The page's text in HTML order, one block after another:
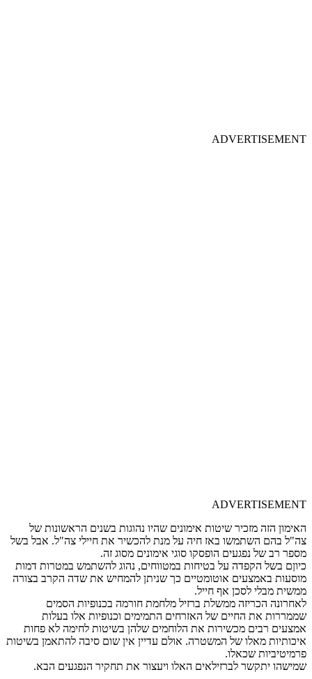
ADVERTISEMENT
ADVERTISEMENT
האימון הזה מזכיר שיטות אימונים שהיו נהוגות בשנים הראשונות של
צה"ל בהם השתמשו באז חיה על מנת להכשיר את חיילי צה"ל. אבל בשל
מספר רב של נפגעים הופסקו סוגי אימונים מסוג זה.
כיוןם בשל הקפדה על בטיחות במטווחים, נהוג להשתמש במטרות דמות
מוסעות באמצעים אוטומטיים כך שניתן להמחיש את שדה הקרב בצורה
ממשית מבלי לסכן אף חייל.
לאחרונה הכריזה ממשלת ברזיל מלחמת חורמה בכנופיות הסמים
שממררות את החיים של האזרחים התמימים וכנופיות אלו בעלות
אמצעים רבים מכשירות את הלוחמים שלהן בשיטות לחימה לא פחות
איכותיות מאלו של המשטרה. אולם עדיין אין שום סיבה להתאמן בשיטות
פרמיטיביות שכאלו.
שמישהו יתקשר לברזילאים האלו ויעצור את תחקיר הנפגעים הבא.